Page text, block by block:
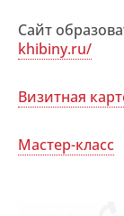
Сайт
khibiny.ru/
Визитная
Мастер-класс